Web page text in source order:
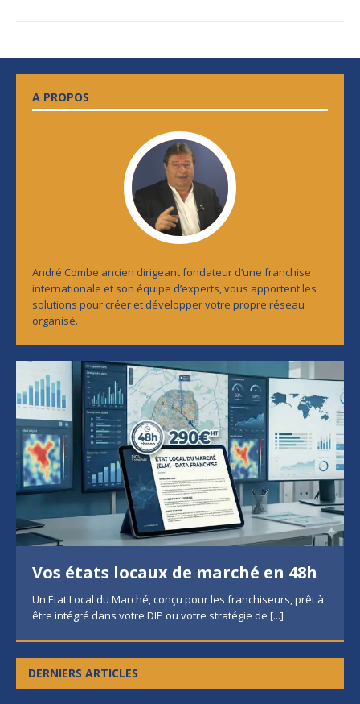
A PROPOS
André Combe ancien dirigeant fondateur d’une franchise
internationale et son équipe d’experts, vous apportent les
solutions pour créer et développer votre propre réseau
organisé.
Vos états locaux de marché en 48h
Un État Local du Marché, conçu pour les franchiseurs, prêt à
être intégré dans votre DIP ou votre stratégie de [...]
DERNIERS ARTICLES